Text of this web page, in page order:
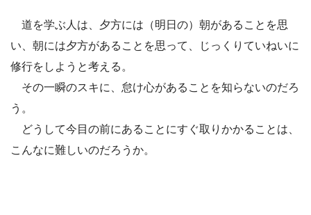
道を学ぶ人は、夕方には（明日の）朝があることを思
い、朝には夕方があることを思って、じっくりていねいに
修行をしようと考える。
その一瞬のスキに、怠け心があることを知らないのだろ
う。
どうして今目の前にあることにすぐ取りかかることは、
こんなに難しいのだろうか。